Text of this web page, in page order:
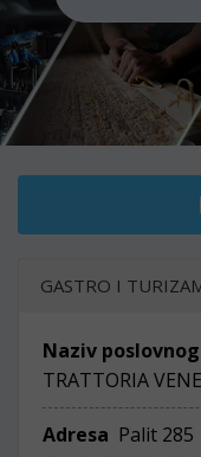
GASTRO I
Naziv
TRATTORIA
Adresa Palit 285